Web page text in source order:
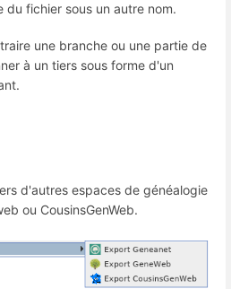
fichier sous un autre nom.
une branche ou une partie de
à un tiers sous forme d'un
d'autres espaces de généalogie
ou CousinsGenWeb.